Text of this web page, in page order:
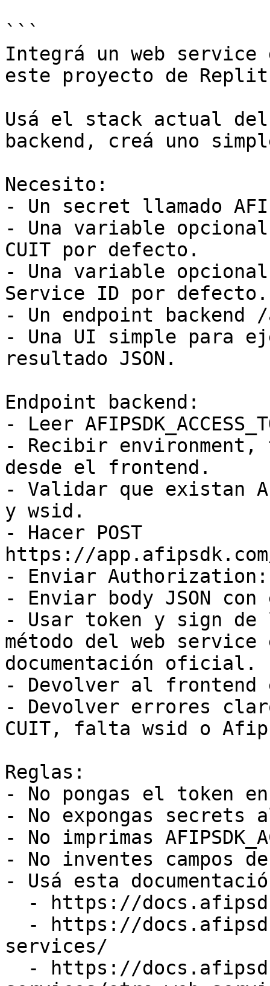
```
Integrá un web service
este proyecto de
Usá el stack actual
backend, creá uno
Necesito:
- Un secret llamado
- Una variable opcional
CUIT por defecto.
- Una variable opcional
Service ID por defecto.
- Un endpoint
- Una UI simple para
resultado JSON.
Endpoint backend:
- Leer
- Recibir
desde el frontend.
- Validar que existan
y wsid.
- Hacer POST
https://
- Enviar Authorization:
- Enviar body JSON
- Usar token y sign
método del web
documentación oficial.
- Devolver al
- Devolver errores
CUIT, falta wsid o Afip
Reglas:
- No pongas el token
- No expongas secrets
- No imprimas
- No inventes campos
- Usá esta
services/